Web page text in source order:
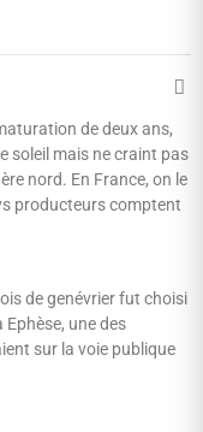
de deux ans,
soleil mais ne craint pas
nord. En France, on le
producteurs comptent
de genévrier fut choisi
une des
sur la voie publique